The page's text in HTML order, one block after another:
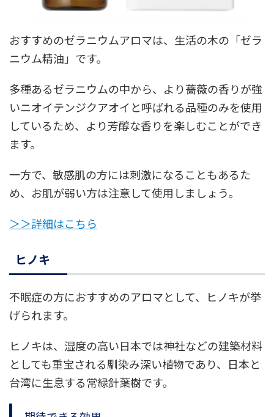
おすすめのゼラニウムアロマは、生活の木の「ゼラ
ニウム精油」です。
多種あるゼラニウムの中から、より薔薇の香りが強
いニオイテンジクアオイと呼ばれる品種のみを使用
しているため、より芳醇な香りを楽しむことができ
ます。
一方で、敏感肌の方には刺激になることもあるた
め、お肌が弱い方は注意して使用しましょう。
＞＞詳細はこちら
ヒノキ
不眠症の方におすすめのアロマとして、ヒノキが挙
げられます。
ヒノキは、湿度の高い日本では神社などの建築材料
としても重宝される馴染み深い植物であり、日本と
台湾に生息する常緑針葉樹です。